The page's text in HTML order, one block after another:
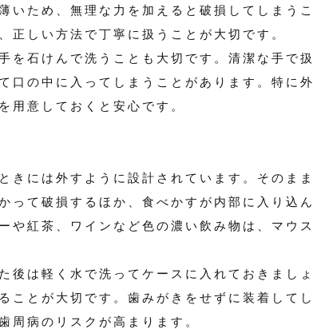
いため、無理な力を加えると破損してしまうこ
正しい方法で丁寧に扱うことが大切です。
を石けんで洗うことも大切です。清潔な手で扱
口の中に入ってしまうことがあります。特に外
用意しておくと安心です。
きには外すように設計されています。そのまま
って破損するほか、食べかすが内部に入り込ん
や紅茶、ワインなど色の濃い飲み物は、マウス
後は軽く水で洗ってケースに入れておきましょ
ことが大切です。歯みがきをせずに装着してし
周病のリスクが高まります。